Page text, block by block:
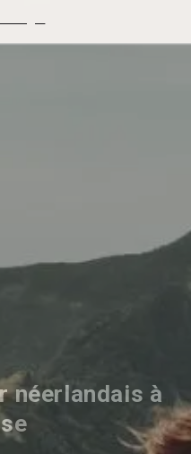
néerlandais à